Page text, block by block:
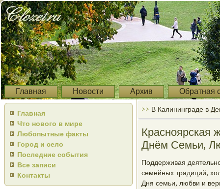
Главная Новости Архив Обратная
Главная
Что нового в мире
Любопытные факты
Город и село
Последние события
Все записи
Контакты
>> В Калининграде в
Красноярская
Днём Семьи,
Поддерживая
семейных традиций,
Дня семьи, любви и